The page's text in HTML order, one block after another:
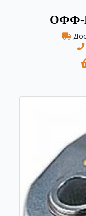
ОФФ-